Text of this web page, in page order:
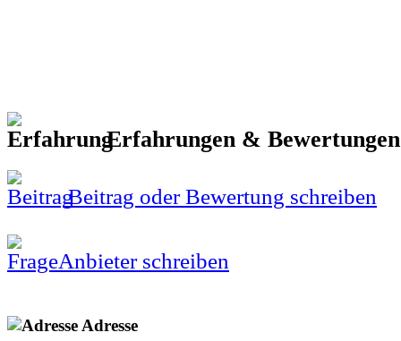
Erfahrungen &
Beitrag oder Bewertung schreiben
Anbieter schreiben
Adresse